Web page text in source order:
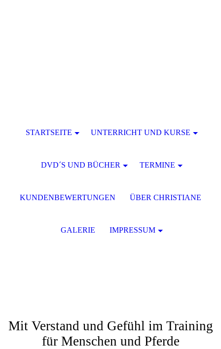
Mit Verstand und Gefühl im Training
für Menschen und Pferde
STARTSEITE UNTERRICHT UND KURSE
DVD´S UND BÜCHER TERMINE
KUNDENBEWERTUNGEN ÜBER CHRISTIANE
GALERIE IMPRESSUM